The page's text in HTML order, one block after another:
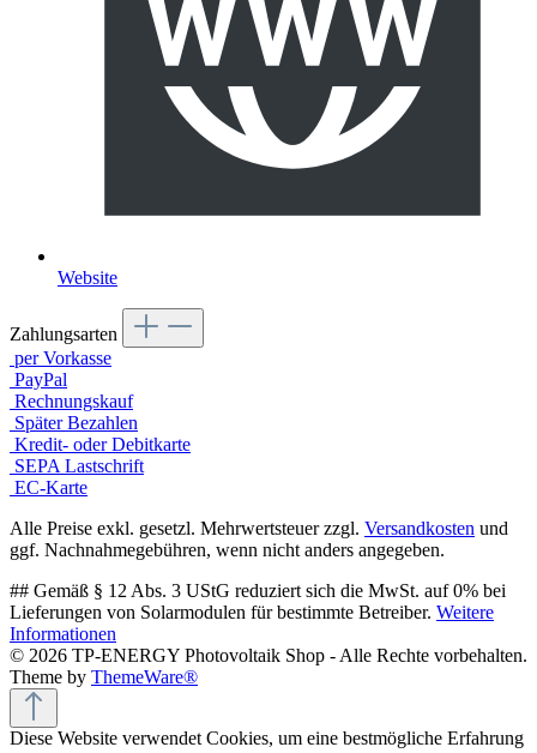
Website
Zahlungsarten
per Vorkasse
PayPal
Rechnungskauf
Später Bezahlen
Kredit- oder Debitkarte
SEPA Lastschrift
EC-Karte
Alle Preise exkl. gesetzl. Mehrwertsteuer zzgl. Versandkosten und
ggf. Nachnahmegebühren, wenn nicht anders angegeben.
## Gemäß § 12 Abs. 3 UStG reduziert sich die MwSt. auf 0% bei
Lieferungen von Solarmodulen für bestimmte Betreiber. Weitere
Informationen
© 2026 TP-ENERGY Photovoltaik Shop - Alle Rechte vorbehalten.
Theme by ThemeWare®
Diese Website verwendet Cookies, um eine bestmögliche Erfahrung